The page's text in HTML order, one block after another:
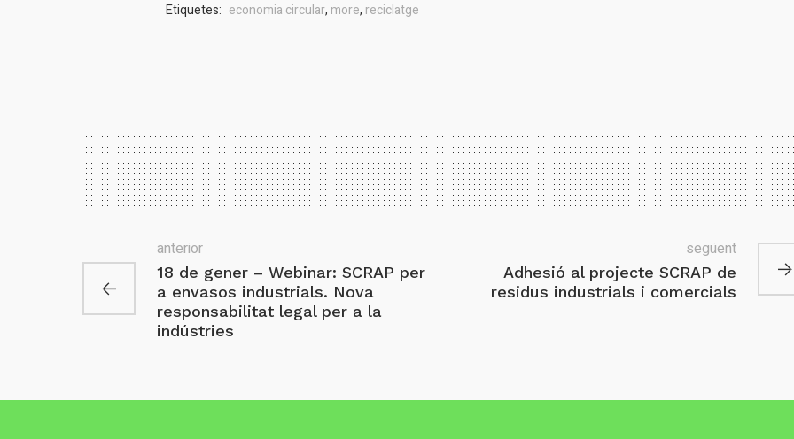
Etiquetes: economia circular, more, reciclatge
18 de gener – Webinar: SCRAP per
a envasos industrials. Nova
responsabilitat legal per a la
indústries
anterior
Adhesió al projecte SCRAP de
residus industrials i comercials
següent